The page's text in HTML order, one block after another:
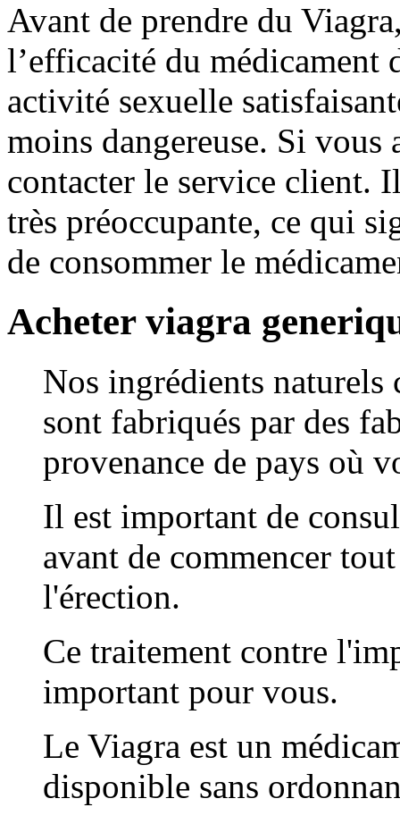
Avant de prendre du
l’efficacité du médicament
activité sexuelle
moins dangereuse. Si vous
contacter le service client.
très préoccupante, ce qui
de consommer le
Acheter viagra
Nos ingrédients naturels
sont fabriqués par des
provenance de pays où
Il est important de
avant de commencer
l'érection.
Ce traitement contre
important pour vous.
Le Viagra est un
disponible sans